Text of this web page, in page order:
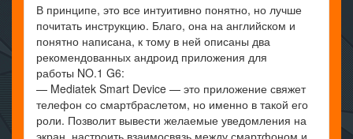
В принципе, это все интуитивно понятно, но лучше
почитать инструкцию. Благо, она на английском и
понятно написана, к тому в ней описаны два
рекомендованных андроид приложения для
работы NO.1 G6:
— Mediatek Smart Device — это приложение свяжет
телефон со смартбраслетом, но именно в такой его
роли. Позволит вывести желаемые уведомления на
экран, настроить взаимосвязь между смартфоном и